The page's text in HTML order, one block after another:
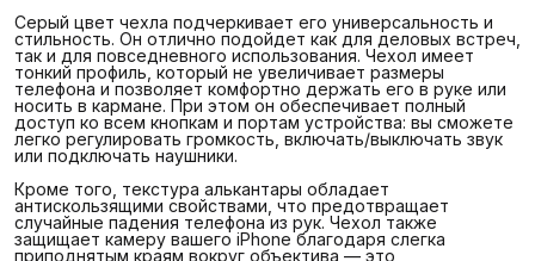
Серый цвет чехла подчеркивает его универсальность и
стильность. Он отлично подойдет как для деловых встреч,
так и для повседневного использования. Чехол имеет
тонкий профиль, который не увеличивает размеры
телефона и позволяет комфортно держать его в руке или
носить в кармане. При этом он обеспечивает полный
доступ ко всем кнопкам и портам устройства: вы сможете
легко регулировать громкость, включать/выключать звук
или подключать наушники.
Кроме того, текстура алькантары обладает
антискользящими свойствами, что предотвращает
случайные падения телефона из рук. Чехол также
защищает камеру вашего iPhone благодаря слегка
приподнятым краям вокруг объектива — это